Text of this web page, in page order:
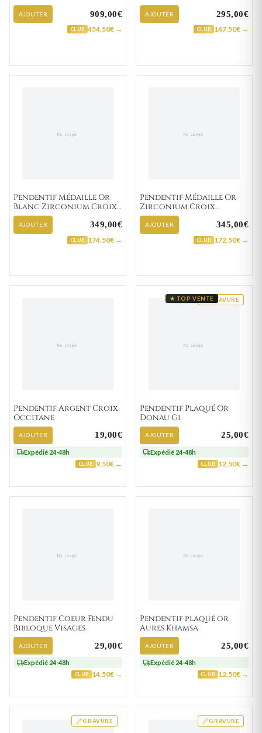
portant Jésus
AJOUTER 909,00€
CLUB 454,50€ →
Chrétienne
AJOUTER 295,00€
CLUB 147,50€ →
Pendentif Médaille Or
Blanc Zirconium Croix
Chrétienne
AJOUTER 349,00€
CLUB 174,50€ →
Pendentif Médaille Or
Zirconium Croix
Chrétienne
AJOUTER 345,00€
CLUB 172,50€ →
Pendentif Argent Croix
Occitane
AJOUTER 19,00€
Expédié 24-48h
CLUB 9,50€ →
GRAVURE
★ TOP VENTE
Pendentif Plaqué Or
Donau Gi
AJOUTER 25,00€
Expédié 24-48h
CLUB 12,50€ →
Pendentif Coeur Fendu
Bibloque Visages
AJOUTER 29,00€
Expédié 24-48h
CLUB 14,50€ →
Pendentif plaqué or
Aures Khamsa
AJOUTER 25,00€
Expédié 24-48h
CLUB 12,50€ →
GRAVURE GRAVURE